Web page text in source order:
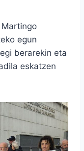
Martingo
egun
berarekin eta
eskatzen